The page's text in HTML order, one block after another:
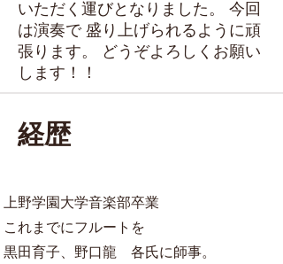
いただく運びとなりました。 今回
は演奏で 盛り上げられるように頑
張ります。 どうぞよろしくお願い
します！！
経歴
上野学園大学音楽部卒業
これまでにフルートを
黒田育子、野口龍 各氏に師事。